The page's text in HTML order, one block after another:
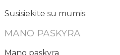
Susisiekite su mumis
MANO PASKYRA
Mano paskyra